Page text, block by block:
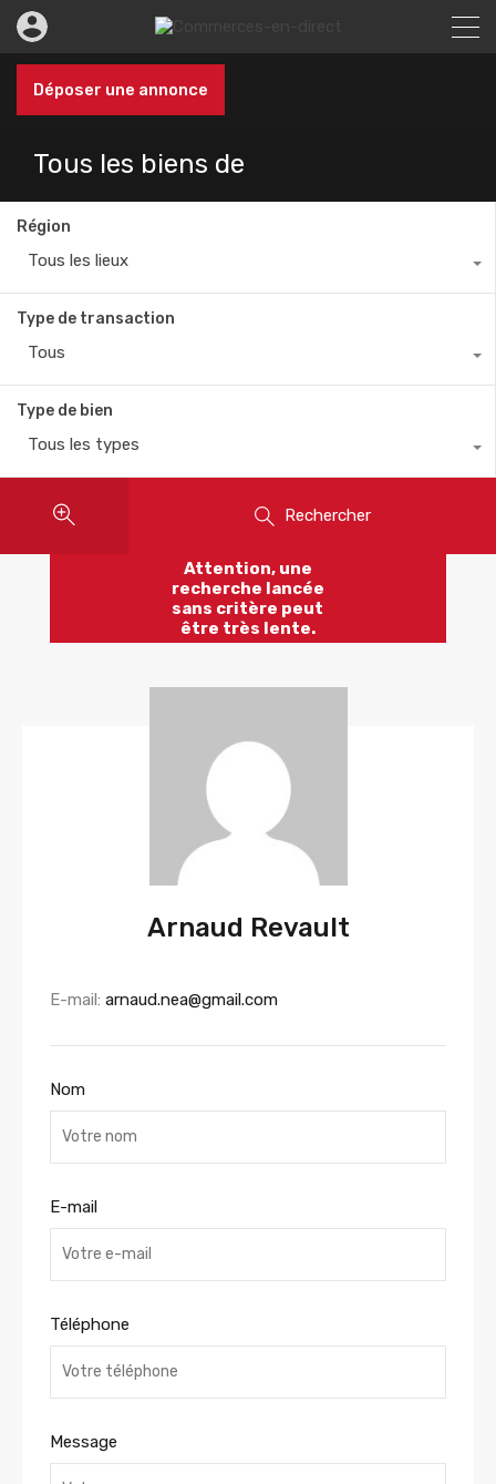
Déposer une annonce
Tous les biens de
Région
Tous les lieux
Type de transaction
Tous
Type de bien
Tous les types
Rechercher
Attention, une
recherche lancée
sans critère peut
être très lente.
Arnaud Revault
E-mail: arnaud.nea@gmail.com
Nom
E-mail
Téléphone
Message